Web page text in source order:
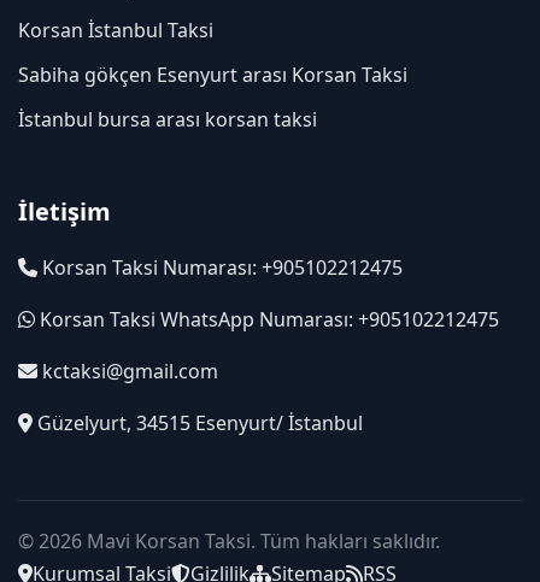
Korsan İstanbul Taksi
Sabiha gökçen Esenyurt arası Korsan Taksi
İstanbul bursa arası korsan taksi
İletişim
Korsan Taksi Numarası: +905102212475
Korsan Taksi WhatsApp Numarası: +905102212475
kctaksi@gmail.com
Güzelyurt, 34515 Esenyurt/ İstanbul
© 2026 Mavi Korsan Taksi. Tüm hakları saklıdır.
Kurumsal Taksi
Gizlilik Sitemap RSS